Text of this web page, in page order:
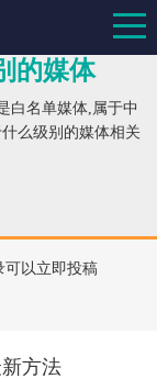
的媒体
白名单媒体,属于中
么级别的媒体相关
可以立即投稿
方法